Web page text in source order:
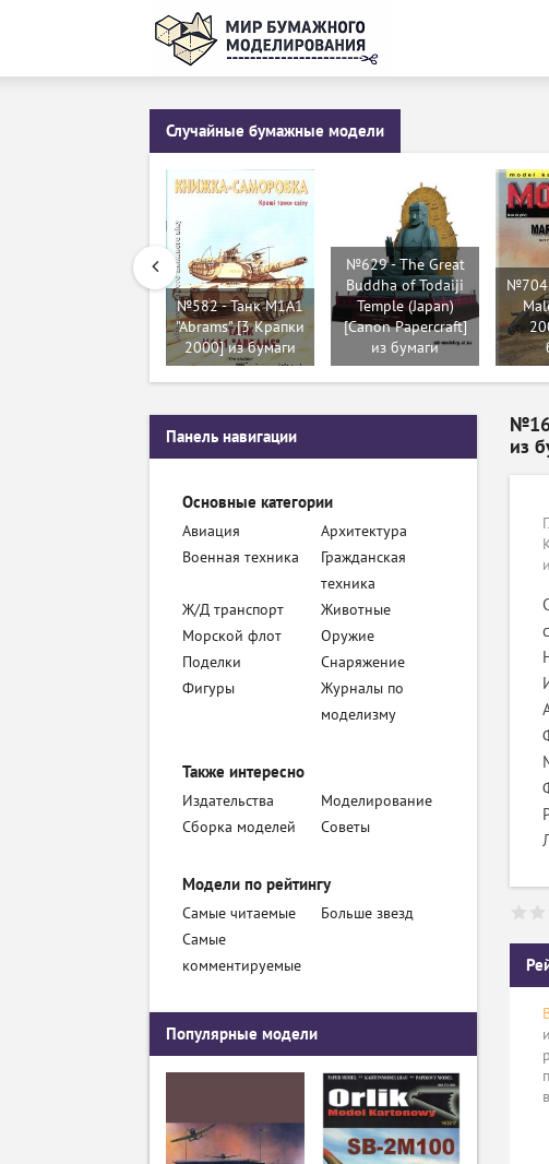
Случайные бумажные модели
№582 - Танк M1A1
"Abrams" [3 Крапки
2000] из бумаги
№629 - The Great
Buddha of Todaiji
Temple (Japan)
[Canon Papercraft]
из бумаги
№704
из
Панель навигации
Основные категории
Авиация
Архитектура
Военная техника
Гражданская
техника
Ж/Д транспорт
Животные
Морской флот
Оружие
Поделки
Снаряжение
Фигуры
Журналы по
моделизму
Также интересно
Издательства
Моделирование
Сборка моделей
Советы
Модели по рейтингу
Самые читаемые
Больше звезд
Самые
комментируемые
Популярные модели